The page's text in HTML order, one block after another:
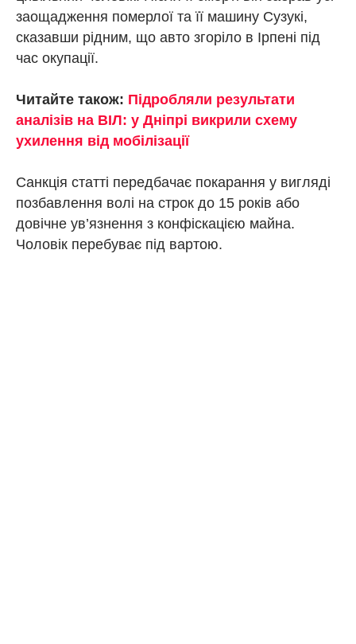
заощадження померлої та її машину Сузукі,
сказавши рідним, що авто згоріло в Ірпені під
час окупації.
Читайте також: Підробляли результати
аналізів на ВІЛ: у Дніпрі викрили схему
ухилення від мобілізації
Санкція статті передбачає покарання у вигляді
позбавлення волі на строк до 15 років або
довічне ув’язнення з конфіскацією майна.
Чоловік перебуває під вартою.